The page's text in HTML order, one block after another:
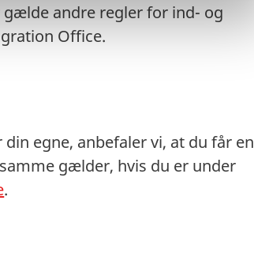
andre regler for ind- og
Office.
egne, anbefaler vi, at du får en
gælder, hvis du er under
.